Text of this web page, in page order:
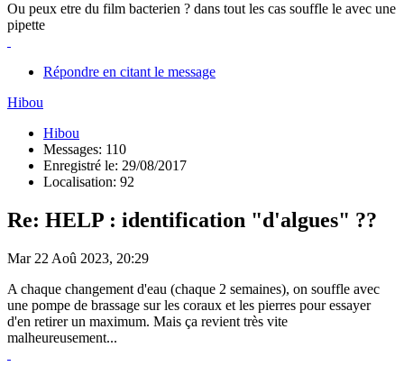
Ou peux etre du film bacterien ? dans tout les cas souffle le avec une
pipette
Répondre en citant le message
Hibou
Hibou
Messages: 110
Enregistré le: 29/08/2017
Localisation: 92
Re: HELP : identification "d'algues" ??
Mar 22 Aoû 2023, 20:29
A chaque changement d'eau (chaque 2 semaines), on souffle avec
une pompe de brassage sur les coraux et les pierres pour essayer
d'en retirer un maximum. Mais ça revient très vite
malheureusement...